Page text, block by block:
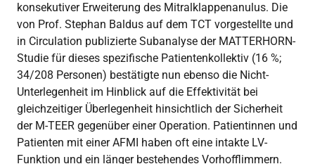
konsekutiver Erweiterung des Mitralklappenanulus. Die
von Prof. Stephan Baldus auf dem TCT vorgestellte und
in Circulation publizierte Subanalyse der MATTERHORN-
Studie für dieses spezifische Patientenkollektiv (16 %;
34/208 Personen) bestätigte nun ebenso die Nicht-
Unterlegenheit im Hinblick auf die Effektivität bei
gleichzeitiger Überlegenheit hinsichtlich der Sicherheit
der M-TEER gegenüber einer Operation. Patientinnen und
Patienten mit einer AFMI haben oft eine intakte LV-
Funktion und ein länger bestehendes Vorhofflimmern.